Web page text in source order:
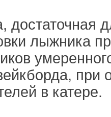
достаточная
лыжника
при
в катере.